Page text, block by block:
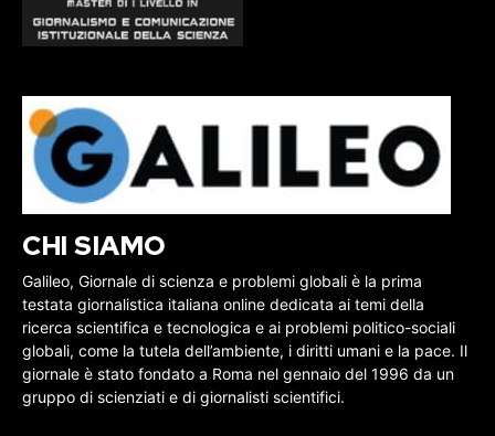
CHI SIAMO
Galileo, Giornale di scienza e problemi globali è la prima
testata giornalistica italiana online dedicata ai temi della
ricerca scientifica e tecnologica e ai problemi politico-sociali
globali, come la tutela dell’ambiente, i diritti umani e la pace. Il
giornale è stato fondato a Roma nel gennaio del 1996 da un
gruppo di scienziati e di giornalisti scientifici.